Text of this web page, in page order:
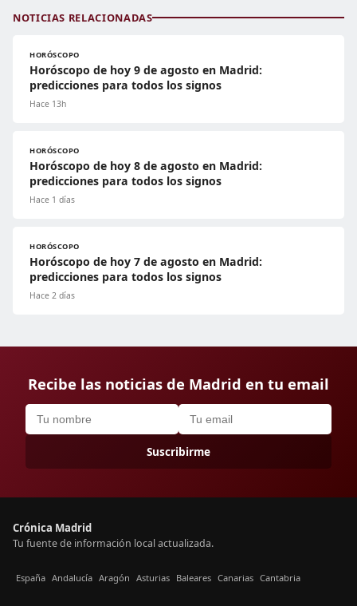
NOTICIAS RELACIONADAS
HORÓSCOPO
Horóscopo de hoy 9 de agosto en Madrid:
predicciones para todos los signos
Hace 13h
HORÓSCOPO
Horóscopo de hoy 8 de agosto en Madrid:
predicciones para todos los signos
Hace 1 días
HORÓSCOPO
Horóscopo de hoy 7 de agosto en Madrid:
predicciones para todos los signos
Hace 2 días
Recibe las noticias de Madrid en tu email
Suscribirme
Crónica Madrid
Tu fuente de información local actualizada.
España Andalucía Aragón Asturias Baleares Canarias Cantabria